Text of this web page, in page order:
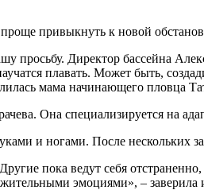
привыкнуть к новой
просьбу. Директор бассейна
плавать. Может быть,
мама начинающего пловца
Она специализируется на
и ногами. После нескольких
пока ведут себя
эмоциями», – заверила